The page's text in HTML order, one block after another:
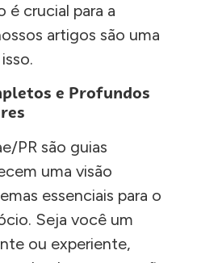
é crucial para a
artigos são uma
e Profundos
PR são guias
uma visão
essenciais para o
Seja você um
ou experiente,